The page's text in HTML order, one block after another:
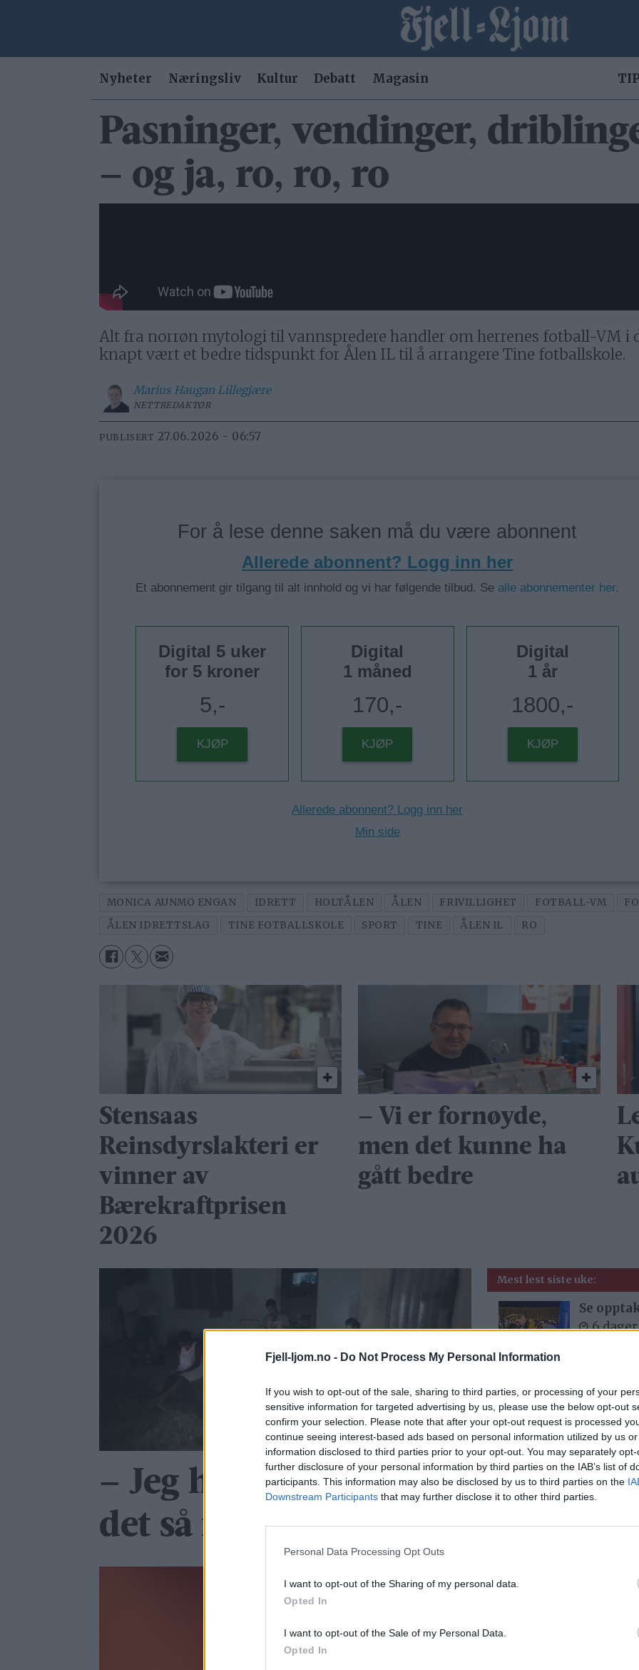
Fjell-ljom.no - Do Not Process My Personal Information
If you wish to opt-out of the sale, sharing to third parties, or processing of your
sensitive information for targeted advertising by us, please use the below opt-out
confirm your selection. Please note that after your opt-out request is processed
continue seeing interest-based ads based on personal information utilized by us
information disclosed to third parties prior to your opt-out. You may separately
further disclosure of your personal information by third parties on the IAB’s list of
participants. This information may also be disclosed by us to third parties on the
Downstream Participants that may further disclose it to other third parties.
Personal Data Processing Opt Outs
I want to opt-out of the Sharing of my personal data.
Opted In
I want to opt-out of the Sale of my Personal Data.
Opted In
Nyheter Næringsliv Kultur Debatt Magasin
Pasninger, vendinger,
– og ja, ro, ro, ro
Alt fra norrøn mytologi til vannspredere handler om herrenes fotball-VM i
knapt vært et bedre tidspunkt for Ålen IL til å arrangere Tine fotballskole.
Marius Haugan Lillegjære
NETTREDAKTØR
PUBLISERT 27.06.2026 - 06:57
For å lese denne saken må du være abonnent
Allerede abonnent? Logg inn her
Et abonnement gir tilgang til alt innhold og vi har følgende tilbud. Se alle abonnementer her.
Digital 5 uker
for 5 kroner
5,-
KJØP
Digital
1 måned
170,-
KJØP
Digital
1 år
1800,-
KJØP
Allerede abonnent? Logg inn her
Min side
MONICA AUNMO ENGAN IDRETT HOLTÅLEN ÅLEN FRIVILLIGHET FOTBALL-VM
ÅLEN IDRETTSLAG
TINE FOTBALLSKOLE SPORT TINE ÅLEN IL RO
Stensaas
Reinsdyrslakteri er
vinner av
Bærekraftprisen
2026
– Vi er fornøyde,
men det kunne ha
gått bedre
– Jeg har aldri opplevd
det så ille som nå
Mest lest siste uke:
Se
6
Med
4
Bjørn felt
21
5
– Det